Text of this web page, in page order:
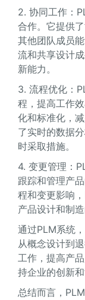
2. 协同工作：
合作。它提供
其他团队成员
流和共享设计
新能力。
3. 流程优化：
程，提高工作
化和标准化，
了实时的数据
时采取措施。
4. 变更管理：
跟踪和管理产
程和变更影响
产品设计和制
通过PLM系统
从概念设计到
工作，提高产
持企业的创新和
总结而言，